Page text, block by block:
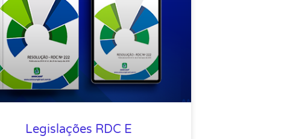
Legislações RDC E